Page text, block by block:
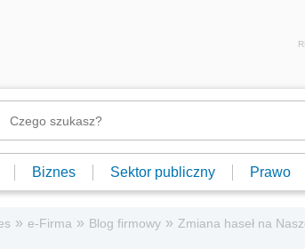
Biznes Sektor publiczny Prawo
» e-Firma » Blog firmowy » Zmiana haseł na